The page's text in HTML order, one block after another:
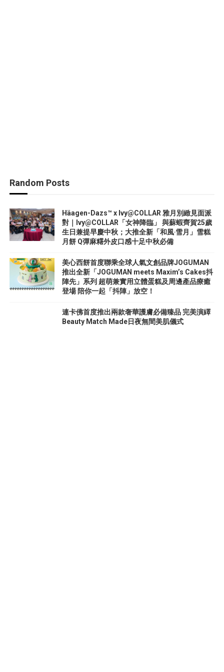
Random Posts
Häagen-Dazs™ x Ivy@COLLAR 雅月別緻見面派
對｜Ivy@COLLAR「女神降臨」 與蘇蝦齊賀25歲
生日兼提早慶中秋；大推全新「和風‧雪月」雪糕
月餅 Q彈麻糬外皮口感十足中秋必備
美心西餅首度聯乘全球人氣文創品牌JOGUMAN
推出全新「JOGUMAN meets Maxim’s Cakes抖
陣先」系列 超萌兼實用立體蛋糕及周邊產品療癒
登場 陪你一起「抖陣」放空！
連卡佛首度推出兩款奢華護膚必備臻品 完美演繹
Beauty Match Made日夜無間美肌儀式